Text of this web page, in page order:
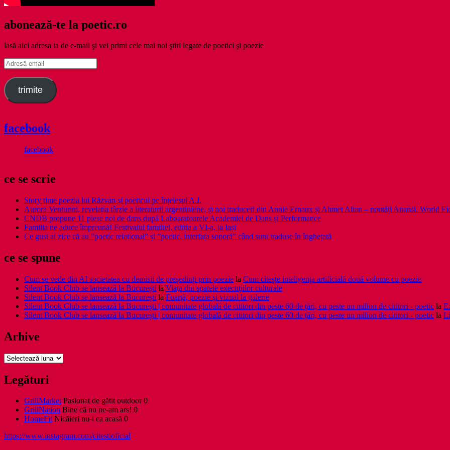
abonează-te la poetic.ro
lasă aici adresa ta de e-mail şi vei primi cele mai noi ştiri legate de poetici şi poezie
Adresă
email
trimite
facebook
facebook
ce se scrie
Story time poezia lui Răzvan și poeticul pe înțelesul A.I.
Aurora Venturini, revelația târzie a literaturii argentiniene, și noi traduceri din Annie Ernaux și Ahmet Altan – noutăți Anansi. World
CNDB propune 11 piese noi de dans după Laboaratoarele Academiei de Dans și Performance
Familia ne aduce împreună! Festivalul familiei, ediția a VI-a, la Iași
Ce gust ai zice că au ”poetic relațional” și ”poetic. interfața sonoră” când sunt traduse în înghețată
ce se spune
Cum se vede din AI societatea cu demisii de președinți prin poezie la Cum citește inteligența artificială două volume cu poezie
Silent Book Club se lansează la București la Viaţa din spatele execuţiilor culturale
Silent Book Club se lansează la București la Foarţă, poezie şi vizual la galerie
Silent Book Club se lansează la București | comunitate globală de cititori din peste 60 de țări, cu peste un milion de cititori - poetic la
Silent Book Club se lansează la București | comunitate globală de cititori din peste 60 de țări, cu peste un milion de cititori - poetic la
Arhive
Arhive
Legături
GrillMarketPasionat de gătit outdoor 0
GrillNation Bine că nu ne-am ars! 0
HomeFitNicăieri nu-i ca acasă 0
https://www.instagram.com/citestioficial